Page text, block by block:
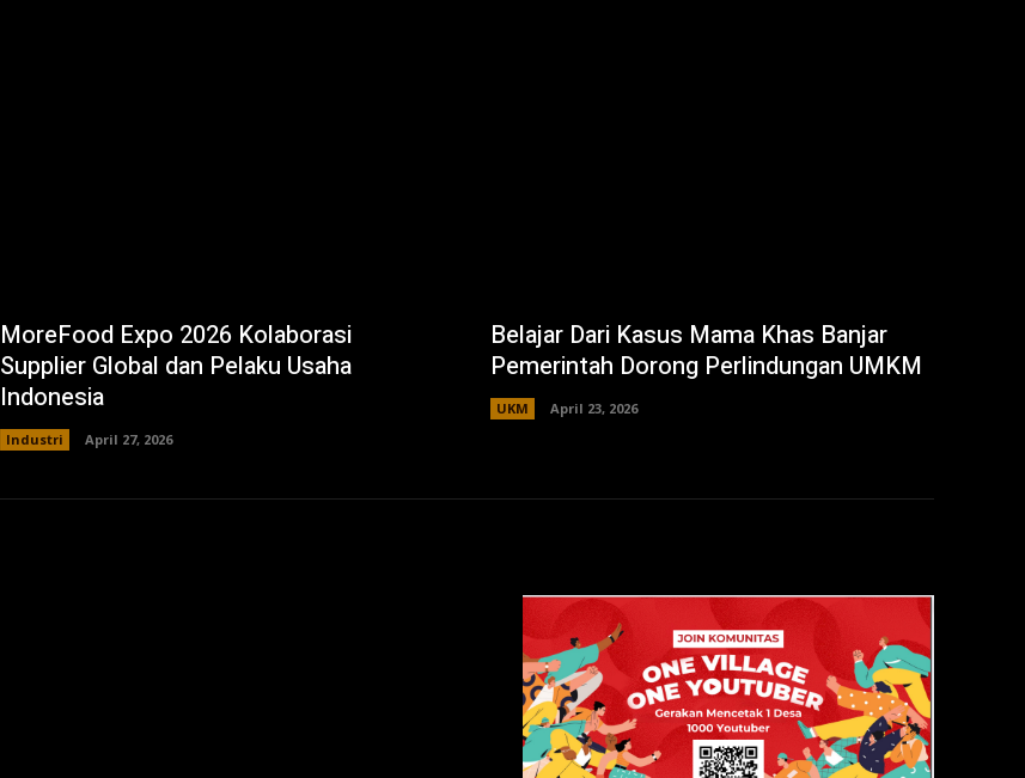
MoreFood Expo 2026 Kolaborasi
Supplier Global dan Pelaku Usaha
Indonesia
Industri April 27, 2026
Belajar Dari Kasus Mama Khas Banjar
Pemerintah Dorong Perlindungan UMKM
UKM April 23, 2026